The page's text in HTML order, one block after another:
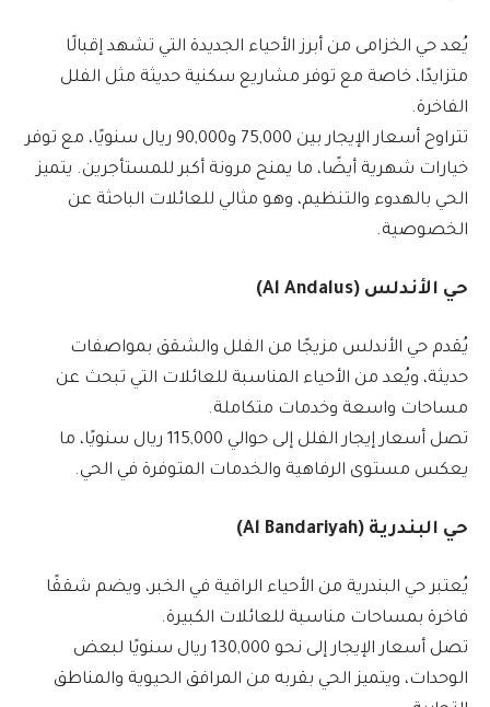
يُعد حي الخزامى من أبرز الأحياء الجديدة التي تشهد إقبالًا
متزايدًا، خاصة مع توفر مشاريع سكنية حديثة مثل الفلل
الفاخرة.
تتراوح أسعار الإيجار بين 75,000 و90,000 ريال سنويًا، مع توفر
خيارات شهرية أيضًا، ما يمنح مرونة أكبر للمستأجرين. يتميز
الحي بالهدوء والتنظيم، وهو مثالي للعائلات الباحثة عن
الخصوصية.
حي الأندلس (Al Andalus)
يُقدم حي الأندلس مزيجًا من الفلل والشقق بمواصفات
حديثة، ويُعد من الأحياء المناسبة للعائلات التي تبحث عن
مساحات واسعة وخدمات متكاملة.
تصل أسعار إيجار الفلل إلى حوالي 115,000 ريال سنويًا، ما
يعكس مستوى الرفاهية والخدمات المتوفرة في الحي.
حي البندرية (Al Bandariyah)
يُعتبر حي البندرية من الأحياء الراقية في الخبر، ويضم شققًا
فاخرة بمساحات مناسبة للعائلات الكبيرة.
تصل أسعار الإيجار إلى نحو 130,000 ريال سنويًا لبعض
الوحدات، ويتميز الحي بقربه من المرافق الحيوية والمناطق